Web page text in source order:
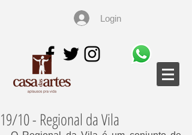
Login
19/10 - Regional da Vila